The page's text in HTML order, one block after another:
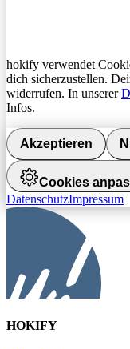
hokify verwendet
dich sicherzustellen.
widerrufen. In unserer
Infos.
Akzeptieren
Cookies
DatenschutzImpressum
HOKIFY